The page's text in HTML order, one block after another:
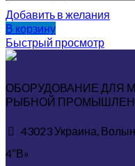
Добавить в желания
В корзину
Быстрый просмотр
ОБОРУДОВАНИЕ ДЛЯ
РЫБНОЙ
43023 Украина,
4″В»